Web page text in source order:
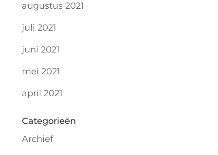
augustus 2021
juli 2021
juni 2021
mei 2021
april 2021
Categorieën
Archief